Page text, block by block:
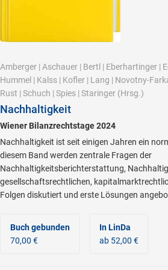
Amberger | Aschauer | Bertl | Eberhartinger |
Hummel | Kalss | Kofler | Lang | Novotny-
Rust | Schuch | Spies | Staringer (Hrsg.)
Nachhaltigkeit
Wiener Bilanzrechtstage 2024
Nachhaltigkeit ist seit einigen Jahren ein
diesem Band werden zentrale Fragen der
Nachhaltigkeitsberichterstattung,
gesellschaftsrechtlichen,
Folgen diskutiert und erste Lösungen
Buch gebunden
70,00 €
In LinDa
ab 52,00 €